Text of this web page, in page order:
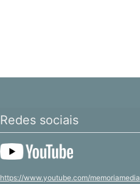
Redes sociais
https://www.youtube.com/memoriamedia